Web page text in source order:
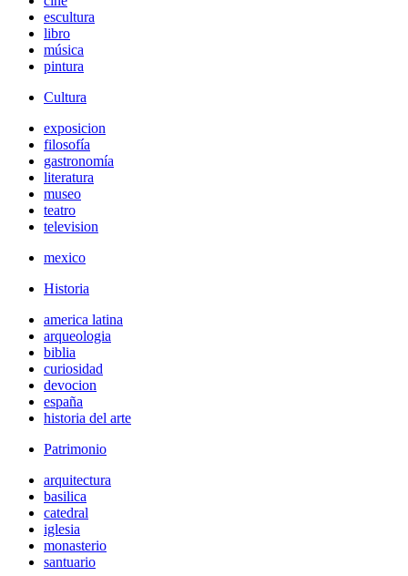
escultura
libro
música
pintura
Cultura
exposicion
filosofía
gastronomía
literatura
museo
teatro
television
mexico
Historia
america latina
arqueologia
biblia
curiosidad
devocion
españa
historia del arte
Patrimonio
arquitectura
basilica
catedral
iglesia
monasterio
santuario